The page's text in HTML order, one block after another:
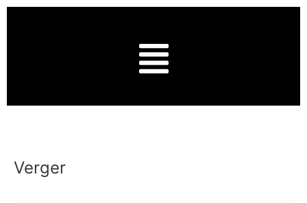
Verger